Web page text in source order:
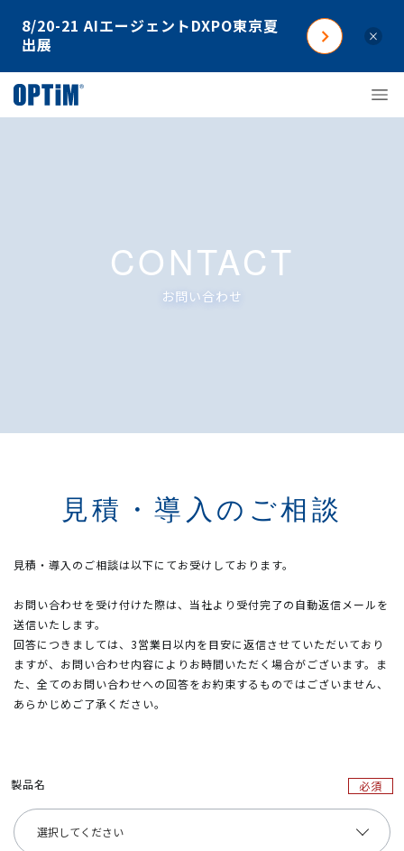
8/20-21 AIエージェントDXPO東京夏
出展
×
CONTACT
お問い合わせ
見積・導入のご相談
見積・導入のご相談は以下にてお受けしております。
お問い合わせを受け付けた際は、当社より受付完了の自動返信メールを
送信いたします。
回答につきましては、3営業日以内を目安に返信させていただいており
ますが、お問い合わせ内容によりお時間いただく場合がございます。ま
た、全てのお問い合わせへの回答をお約束するものではございません、
あらかじめご了承ください。
製品名​ 必須